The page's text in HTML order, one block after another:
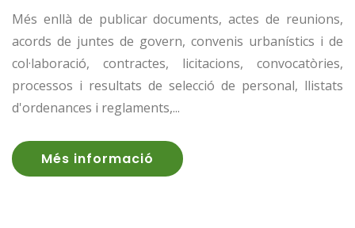
Més enllà de publicar documents, actes de reunions,
acords de juntes de govern, convenis urbanístics i de
col·laboració, contractes, licitacions, convocatòries,
processos i resultats de selecció de personal, llistats
d'ordenances i reglaments,...
Més informació